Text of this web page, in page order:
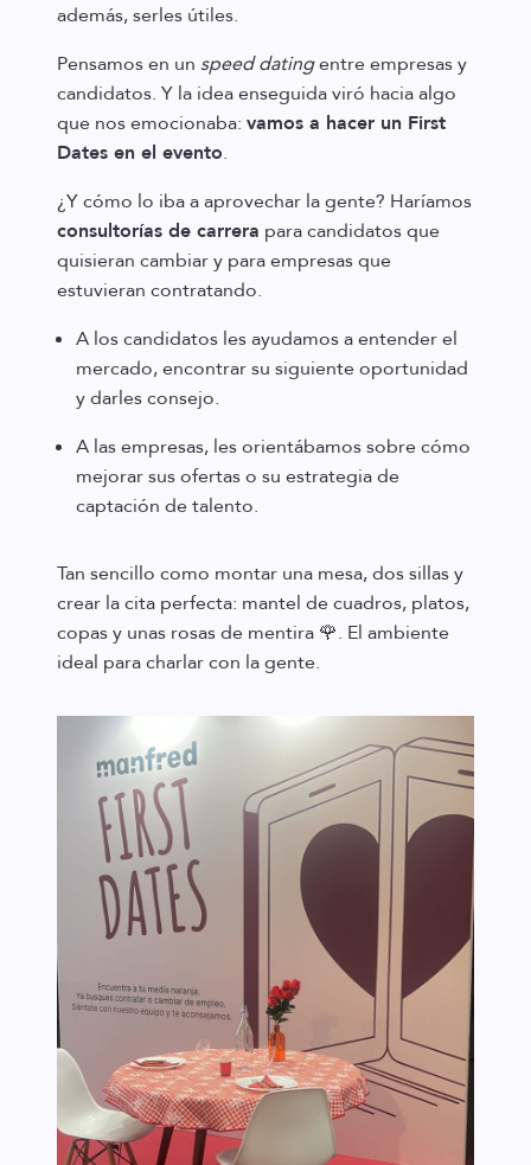
además, serles útiles.
Pensamos en un speed datingentre empresas y
candidatos. Y la idea enseguida viró hacia algo
que nos emocionaba: vamos a hacer un First
Dates en el evento.
¿Y cómo lo iba a aprovechar la gente? Haríamos
consultorías de carrera para candidatos que
quisieran cambiar y para empresas que
estuvieran contratando.
A los candidatos les ayudamos a entender el
mercado, encontrar su siguiente oportunidad
y darles consejo.
A las empresas, les orientábamos sobre cómo
mejorar sus ofertas o su estrategia de
captación de talento.
Tan sencillo como montar una mesa, dos sillas y
crear la cita perfecta: mantel de cuadros, platos,
copas y unas rosas de mentira 🌹. El ambiente
ideal para charlar con la gente.